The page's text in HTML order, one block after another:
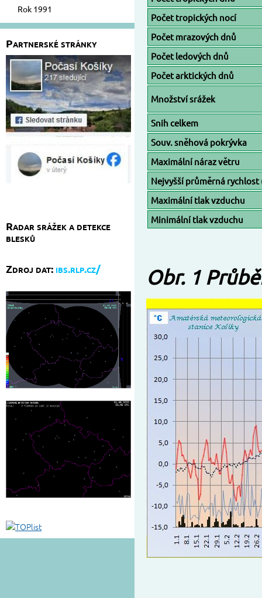
Rok 1991
Partnerské stránky
Radar srážek a detekce
blesků
Zdroj dat: ibs.rlp.cz/
Počet tropických nocí
Počet mrazových dnů
Počet ledových dnů
Počet arktických dnů
Množství srážek
Snih celkem
Souv. sněhová pokrývka
Maximální náraz větru
Nejvyšší průměrná
Maximální tlak vzduchu
Minimální tlak vzduchu
Obr. 1